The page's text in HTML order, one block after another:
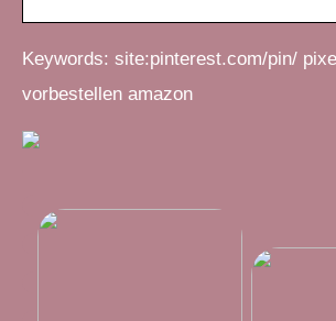
Keywords: site:pinterest.com/pin/
vorbestellen amazon